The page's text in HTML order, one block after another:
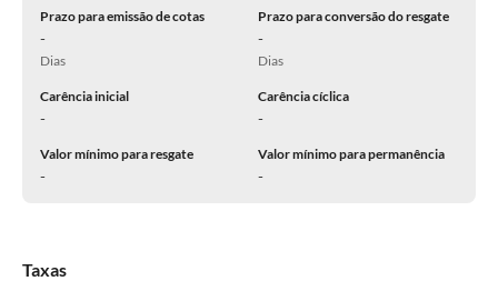
Prazo para emissão de cotas
-
Dias
Prazo para conversão do resgate
-
Dias
Carência inicial
-
Carência cíclica
-
Valor mínimo para resgate
-
Valor mínimo para permanência
-
Taxas